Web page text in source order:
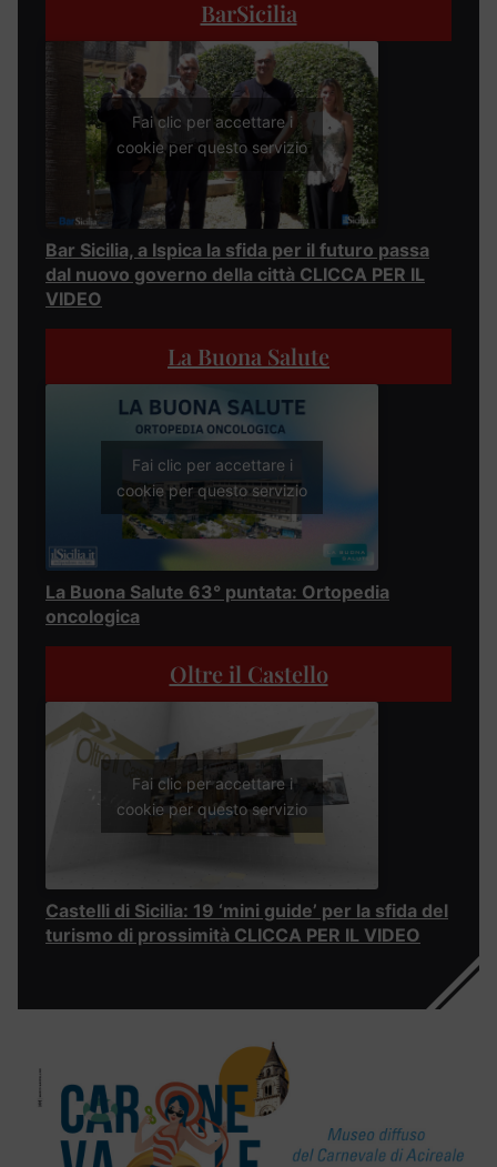
BarSicilia
Fai clic per accettare i
cookie per questo servizio
Bar Sicilia, a Ispica la sfida per il futuro passa
dal nuovo governo della città CLICCA PER IL
VIDEO
La Buona Salute
Fai clic per accettare i
cookie per questo servizio
La Buona Salute 63° puntata: Ortopedia
oncologica
Oltre il Castello
Fai clic per accettare i
cookie per questo servizio
Castelli di Sicilia: 19 ‘mini guide’ per la sfida del
turismo di prossimità CLICCA PER IL VIDEO